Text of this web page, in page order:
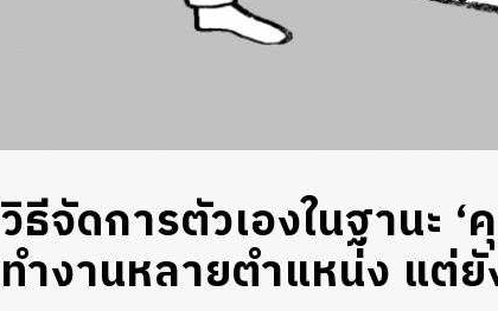
วิธีจัดการตัวเองในฐานะ
ทำงานหลายตำแหน่ง แต่ยั